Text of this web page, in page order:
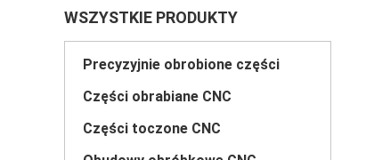
WSZYSTKIE PRODUKTY
Precyzyjnie obrobione części
Części obrabiane CNC
Części toczone CNC